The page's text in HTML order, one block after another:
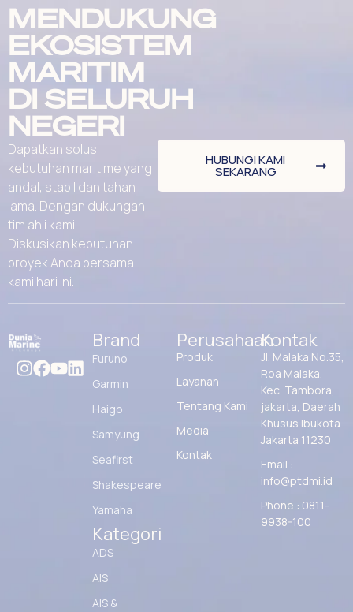
MENDUKUNG
EKOSISTEM
MARITIM
DI SELURUH
NEGERI
Dapatkan solusi
kebutuhan maritime yang
andal, stabil dan tahan
lama. Dengan dukungan
tim ahli kami
Diskusikan kebutuhan
proyek Anda bersama
kami hari ini.
HUBUNGI KAMI
SEKARANG
Brand
Furuno
Garmin
Haigo
Samyung
Seafirst
Shakespeare
Yamaha
Kategori
ADS
AIS
AIS &
Perusahaan
Produk
Layanan
Tentang Kami
Media
Kontak
Kontak
Jl. Malaka No.35,
Roa Malaka,
Kec. Tambora,
jakarta, Daerah
Khusus Ibukota
Jakarta 11230
Email :
info@ptdmi.id
Phone : 0811-
9938-100